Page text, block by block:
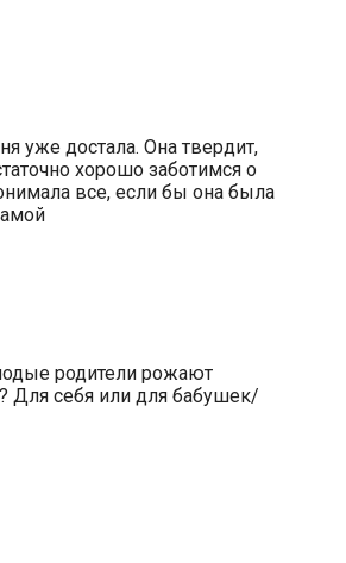
уже достала. Она твердит,
хорошо заботимся о
все, если бы она была
родители рожают
Для себя или для бабушек/